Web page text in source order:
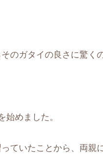
のガタイの良さに驚く
始めました。
ていたことから、両親